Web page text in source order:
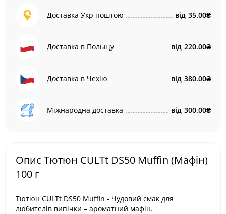
Доставка Укр поштою від 35.00₴
Доставка в Польщу від 220.00₴
Доставка в Чехію від 380.00₴
Міжнародна доставка від 300.00₴
Опис Тютюн CULTt DS50 Muffin (Мафін)
100 г
Тютюн CULTt DS50 Muffin - Чудовий смак для
любителів випічки – ароматний мафін.